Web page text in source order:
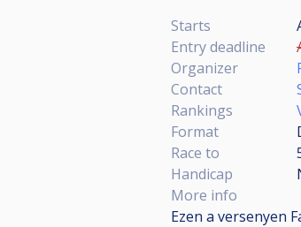
Starts
Entry deadline
Organizer
Contact
Rankings
Format
Race to
Handicap
More info
Ezen a versenyen